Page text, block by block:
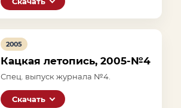
2005
Кацкая летопись, 2005-№4
Спец. выпуск журнала №4.
Скачать